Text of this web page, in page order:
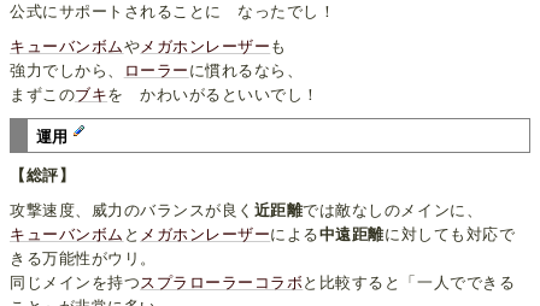
公式にサポートされることに なったでし！
キューバンボムや メガホンレーザー も
強力でしから、
ローラー に慣れるなら、
まずこのブキを かわいがるといいでし！
運用
【総評】
攻撃速度、威力のバランスが良く 近距離では敵なしのメインに、
キューバンボム と メガホンレーザーによる中遠距離に対しても対応で
きる万能性がウリ。
同じメインを持つスプラローラーコラボと比較すると「一人でできる